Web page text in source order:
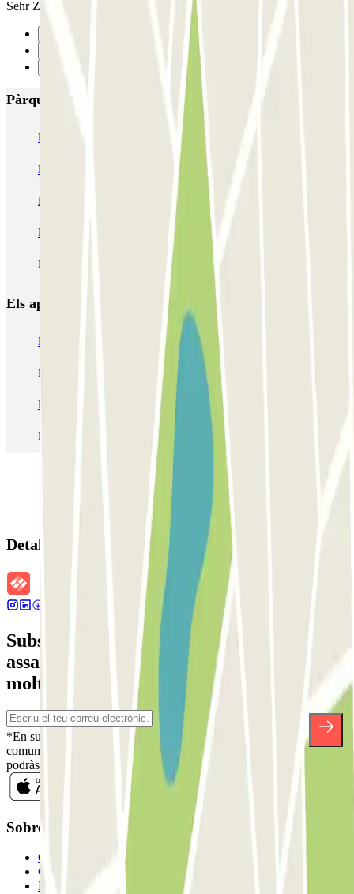
Sehr Zentral gelegen Preis Gut helles Parkhaus Zu empfehlen
Pàrquings més valorats a Haag
ParkBee Alexanderveld ParkBee Eisenhowerlaan
ParkBee Haagsche Hof ParkBee Koninginnegracht
ParkBee Leonardo Royal Hotel Den Haag Promenade
ParkBee World Forum Parking A Parkbee Spaarwaterhof
Parkbee HMC Bronovo Q-Park Mauritskade
Els aparcaments més reservats
Pàrquing a Barcelona
Pàrquing a Aeroport de Barcelona-El Prat (BCN)
Pàrquing T1 AENA Aeropuerto Barcelona-El Prat
Pàrquing a Madrid Pàrquing a Venecia
Detalls de la reserva
Subscriu-te a nostra newsletter i
assabenta't de descomptes, sortejos i
moltes altres sorpreses.
*En subscriure't acceptes la nostra Política de Privacitat per a rebre
comunicacions comercials de Parclick. Sense cap compromís,
podràs donar-te de baixa quan vulguis en la mateixa newsletter.
Sobre Parclick
Qui som
Com funciona?
Els nostres pàrquings